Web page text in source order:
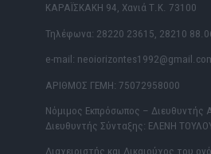
ΚΑΡΑΪΣΚΑΚΗ 94, Χανιά Τ.Κ. 73100
Τηλέφωνα: 28220 23615, 28210
e-mail:
ΑΡΙΘΜΟΣ ΓΕΜΗ: 75072958000
Νόμιμος Εκπρόσωπος –
Διευθυντής Σύνταξης: ΕΛΕΝΗ
Διαχειριστής και Δικαιούχος του